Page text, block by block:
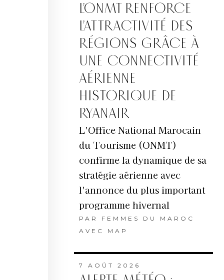
L’ONMT RENFORCE
L’ATTRACTIVITÉ DES
RÉGIONS GRÂCE À
UNE CONNECTIVITÉ
AÉRIENNE
HISTORIQUE DE
RYANAIR
L'Office National Marocain
du Tourisme (ONMT)
confirme la dynamique de sa
stratégie aérienne avec
l'annonce du plus important
programme hivernal
PAR FEMMES DU MAROC
AVEC MAP
7 AOÛT 2026